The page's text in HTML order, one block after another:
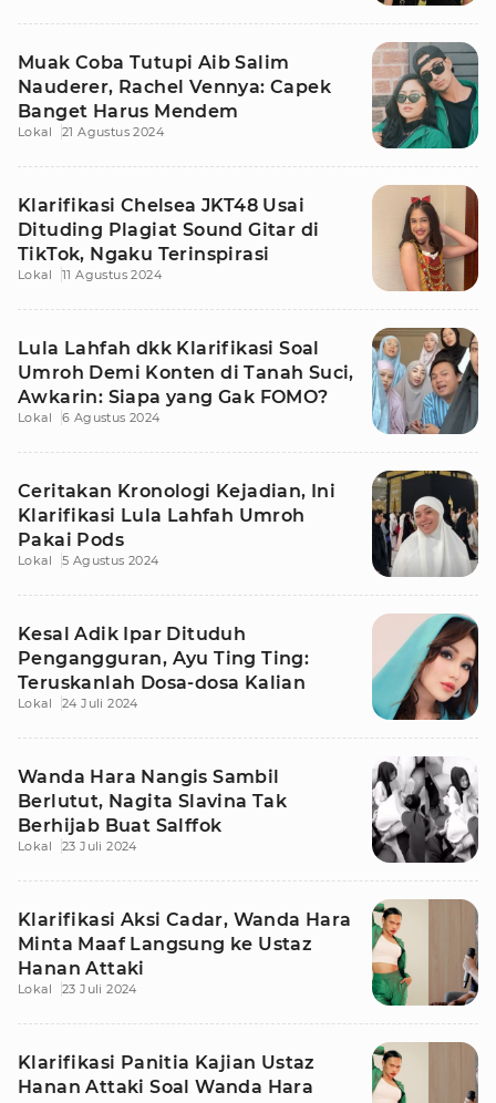
Muak Coba Tutupi Aib Salim
Nauderer, Rachel Vennya: Capek
Banget Harus Mendem
Lokal 21 Agustus 2024
Klarifikasi Chelsea JKT48 Usai
Dituding Plagiat Sound Gitar di
TikTok, Ngaku Terinspirasi
Lokal 11 Agustus 2024
Lula Lahfah dkk Klarifikasi Soal
Umroh Demi Konten di Tanah Suci,
Awkarin: Siapa yang Gak FOMO?
Lokal 6 Agustus 2024
Ceritakan Kronologi Kejadian, Ini
Klarifikasi Lula Lahfah Umroh
Pakai Pods
Lokal 5 Agustus 2024
Kesal Adik Ipar Dituduh
Pengangguran, Ayu Ting Ting:
Teruskanlah Dosa-dosa Kalian
Lokal 24 Juli 2024
Wanda Hara Nangis Sambil
Berlutut, Nagita Slavina Tak
Berhijab Buat Salffok
Lokal 23 Juli 2024
Klarifikasi Aksi Cadar, Wanda Hara
Minta Maaf Langsung ke Ustaz
Hanan Attaki
Lokal 23 Juli 2024
Klarifikasi Panitia Kajian Ustaz
Hanan Attaki Soal Wanda Hara